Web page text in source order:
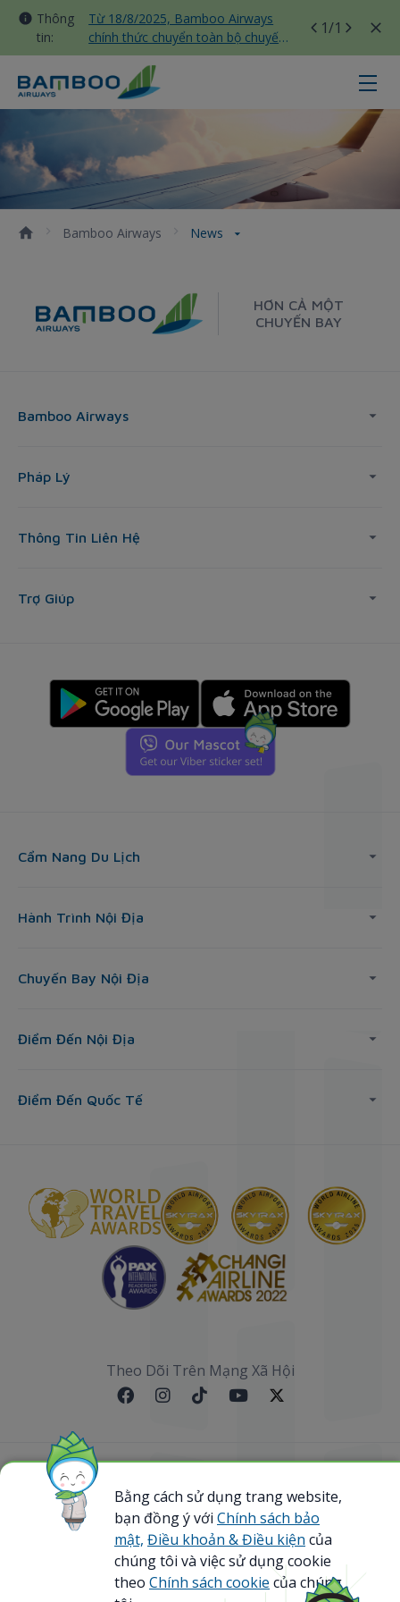
Thông
tin:
Từ 18/8/2025, Bamboo Airways
chính thức chuyển toàn bộ chuyến
bay nội địa sang nhà ga T3 Tân
Sơn Nhất
1/1
News - Bamboo Airways
Bamboo Airways News
HƠN CẢ MỘT
CHUYẾN BAY
Bamboo Airways
Pháp Lý
Thông Tin Liên Hệ
Trợ Giúp
Cẩm Nang Du Lịch
Hành Trình Nội Địa
Chuyến Bay Nội Địa
Điểm Đến Nội Địa
Điểm Đến Quốc Tế
Theo Dõi Trên Mạng Xã Hội
Sơ đồ website
@ 2023 Bamboo Airways Copyright. All Rights
Reserved.
Business Registration Code: 0107867370
Bằng cách sử dụng trang website,
bạn đồng ý với Chính sách bảo
mật, Điều khoản & Điều kiện của
chúng tôi và việc sử dụng cookie
theo Chính sách cookie của chúng